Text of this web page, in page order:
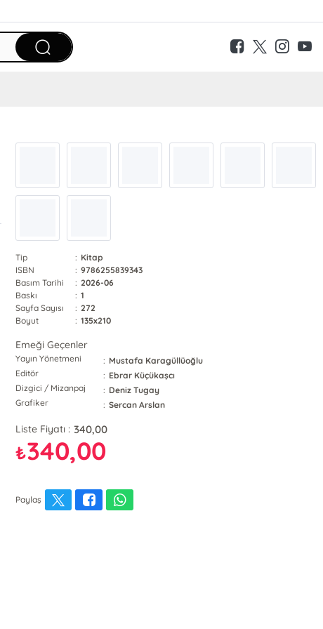
Tip : Kitap
ISBN
: 9786255839343
Basım Tarihi
: 2026-06
Baskı
: 1
Sayfa Sayısı
: 272
Boyut
: 135x210
Emeği Geçenler
Yayın Yönetmeni : Mustafa Karagüllüoğlu
Editör
: Ebrar Küçükaşcı
Dizgici / Mizanpaj
: Deniz Tugay
Grafiker
: Sercan Arslan
Liste Fiyatı : 340,00
₺340,00
Paylaş